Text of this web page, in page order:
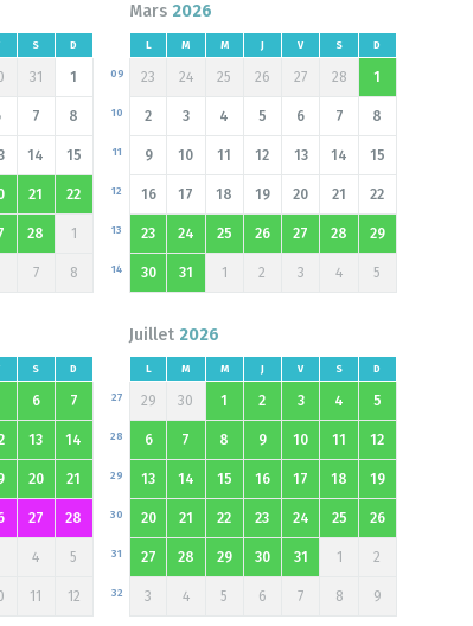
S D
31 1
7 8
14 15
21 22
28 1
7 8
Mars 2026
L M M J V S D
23
09 24 25 26 27 28 1
2
10 3 4 5 6 7 8
9
11 10 11 12 13 14 15
16
12 17 18 19 20 21 22
23
13 24 25 26 27 28 29
30
14 31 1 2 3 4 5
S D
6 7
13 14
20 21
27 28
4 5
11 12
Juillet 2026
L M M J V S D
29
27 30 1 2 3 4 5
6
28 7 8 9 10 11 12
13
29 14 15 16 17 18 19
20
30 21 22 23 24 25 26
27
31 28 29 30 31 1 2
3
32 4 5 6 7 8 9